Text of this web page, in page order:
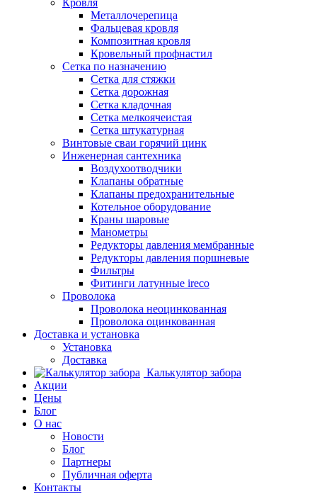
Кровля
Металлочерепица
Фальцевая кровля
Композитная кровля
Кровельный профнастил
Сетка по назначению
Сетка для стяжки
Сетка дорожная
Сетка кладочная
Сетка мелкоячеистая
Сетка штукатурная
Винтовые сваи горячий цинк
Инженерная сантехника
Воздухоотводчики
Клапаны обратные
Клапаны предохранительные
Котельное оборудование
Краны шаровые
Манометры
Редукторы давления мембранные
Редукторы давления поршневые
Фильтры
Фитинги латунные ireco
Проволока
Проволока неоцинкованная
Проволока оцинкованная
Доставка и установка
Установка
Доставка
Калькулятор забора
Акции
Цены
Блог
О нас
Новости
Блог
Партнеры
Публичная оферта
Контакты